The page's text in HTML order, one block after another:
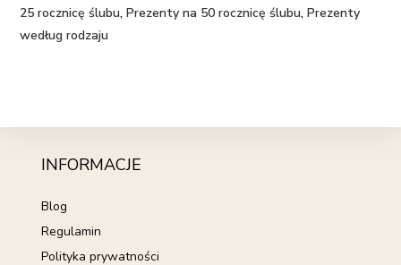
25 rocznicę ślubu,Prezenty na 50 rocznicę ślubu,Prezenty
według rodzaju
INFORMACJE
Blog
Regulamin
Polityka prywatności